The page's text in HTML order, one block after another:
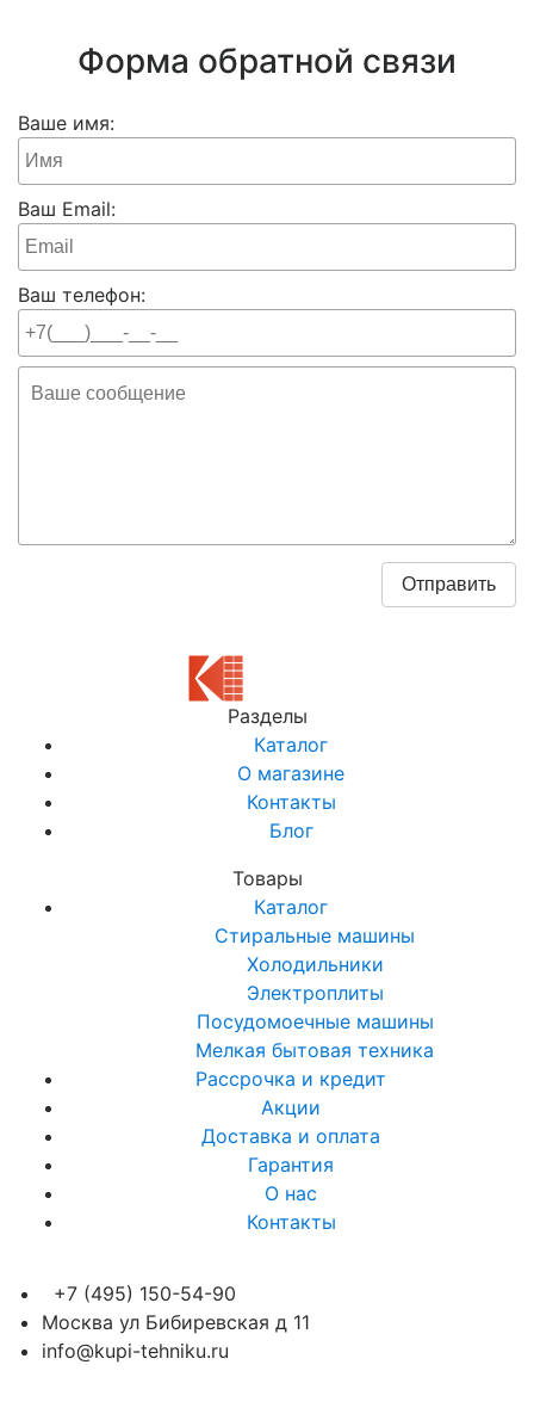
Форма обратной связи
Ваше имя:
Ваш Email:
Ваш телефон:
Разделы
Каталог
О магазине
Контакты
Блог
Товары
Каталог
Стиральные машины
Холодильники
Электроплиты
Посудомоечные машины
Мелкая бытовая техника
Рассрочка и кредит
Акции
Доставка и оплата
Гарантия
О нас
Контакты
+7 (495) 150-54-90
Москва ул Бибиревская д 11
info@kupi-tehniku.ru